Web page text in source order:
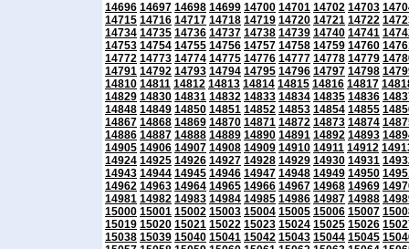
14696 14697 14698 14699 14700 14701 14702 14703
14715 14716 14717 14718 14719 14720 14721 14722
14734 14735 14736 14737 14738 14739 14740 14741
14753 14754 14755 14756 14757 14758 14759 14760
14772 14773 14774 14775 14776 14777 14778 14779
14791 14792 14793 14794 14795 14796 14797 14798
14810 14811 14812 14813 14814 14815 14816 14817
14829 14830 14831 14832 14833 14834 14835 14836
14848 14849 14850 14851 14852 14853 14854 14855
14867 14868 14869 14870 14871 14872 14873 14874
14886 14887 14888 14889 14890 14891 14892 14893
14905 14906 14907 14908 14909 14910 14911 14912
14924 14925 14926 14927 14928 14929 14930 14931
14943 14944 14945 14946 14947 14948 14949 14950
14962 14963 14964 14965 14966 14967 14968 14969
14981 14982 14983 14984 14985 14986 14987 14988
15000 15001 15002 15003 15004 15005 15006 15007
15019 15020 15021 15022 15023 15024 15025 15026
15038 15039 15040 15041 15042 15043 15044 15045